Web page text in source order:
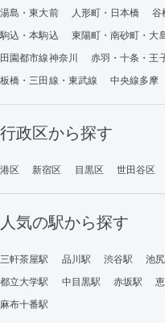
湯島・東大前
人形町・日本橋 谷
駒込・本駒込
東陽町・南砂町・大
田園都市線神奈川
赤羽・十条・王
板橋・三田線・東武線
中央線多摩
行政区から探す
港区 新宿区 目黒区 世田谷区
人気の駅から探す
三軒茶屋駅 品川駅 渋谷駅 池
都立大学駅
中目黒駅 赤坂駅
麻布十番駅